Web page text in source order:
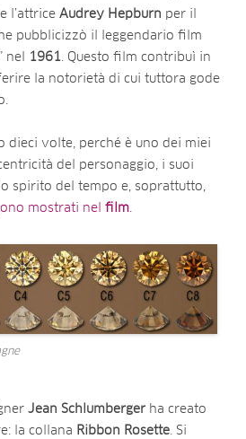
e l’attrice Audrey Hepburn per il
pubblicizzò il leggendario film
nel 1961 . Questo film contribuì in
la notorietà di cui tuttora gode
dieci volte, perché è uno dei miei
del personaggio, i suoi
spirito del tempo e, soprattutto,
mostrati nel film
Jean Schlumberger ha creato
la collana Ribbon Rosette. Si